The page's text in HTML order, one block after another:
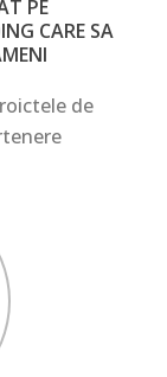
PE
CARE SA
de